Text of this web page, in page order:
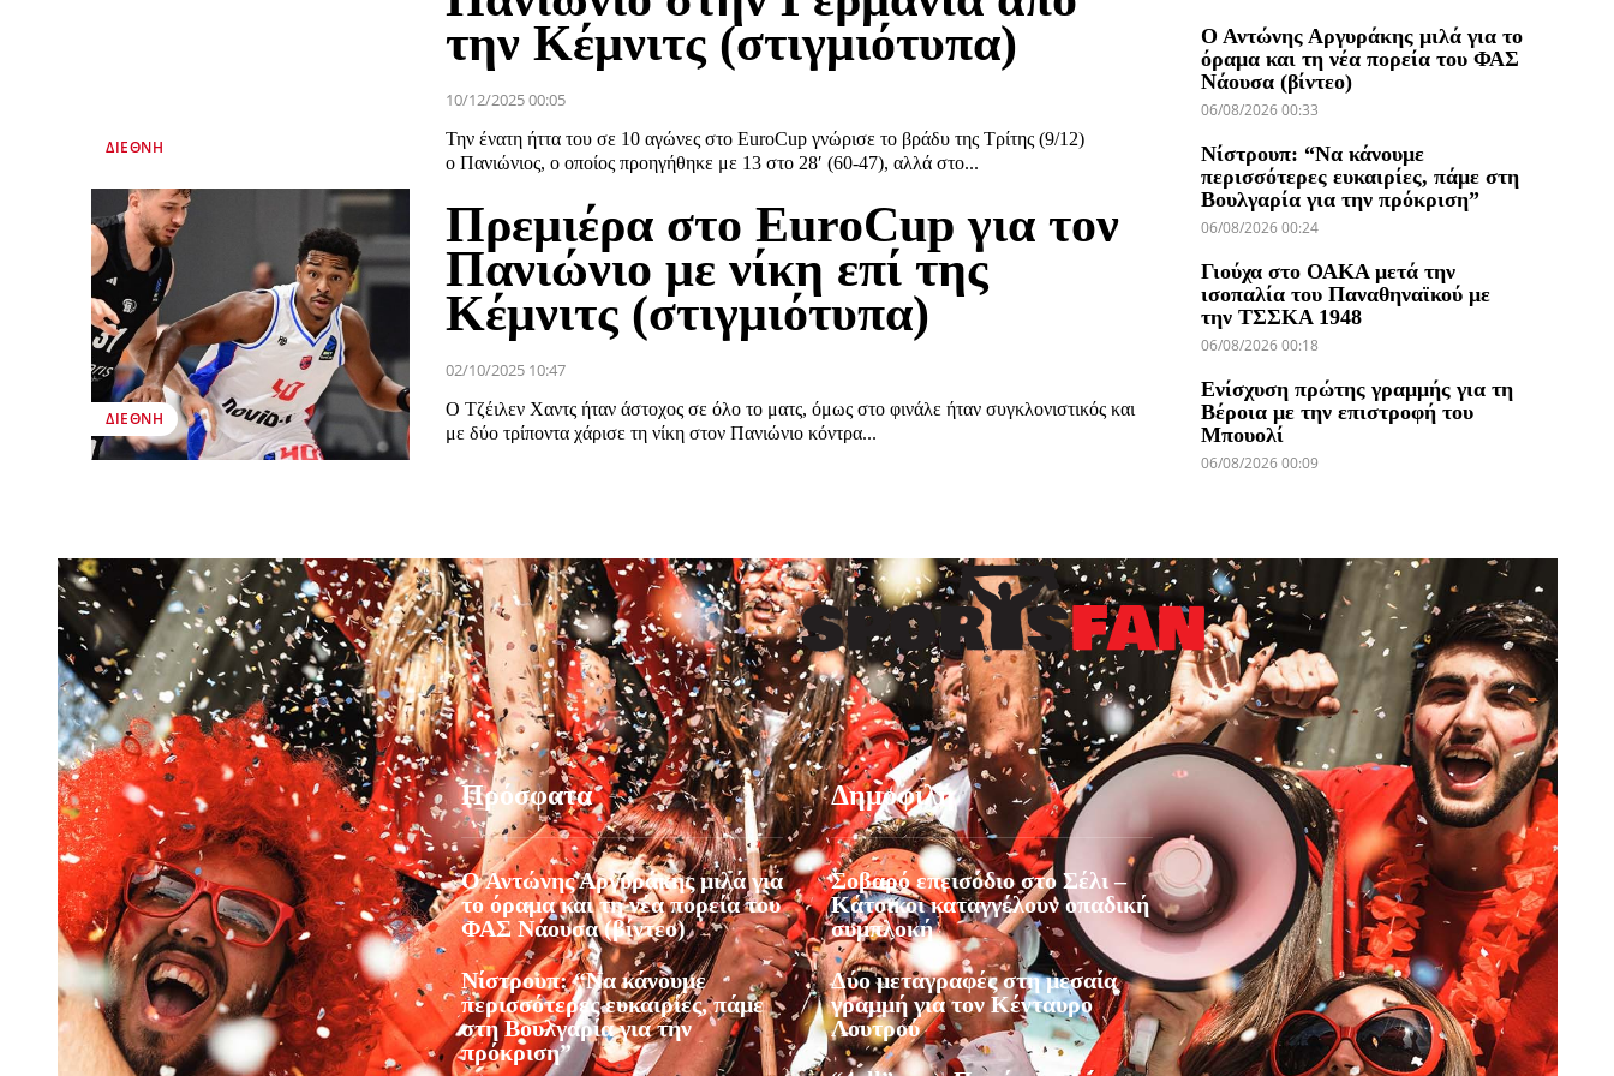
ΔΙΕΘΝΉ
την Κέμνιτς (στιγμιότυπα)
10/12/2025 00:05
Την ένατη ήττα του σε 10 αγώνες στο EuroCup γνώρισε το βράδυ της Τρίτης (9/12)
ο Πανιώνιος, ο οποίος προηγήθηκε με 13 στο 28′ (60-47), αλλά στο...
ΔΙΕΘΝΉ
Πρεμιέρα στο EuroCup για τον
Πανιώνιο με νίκη επί της
Κέμνιτς (στιγμιότυπα)
02/10/2025 10:47
Ο Τζέιλεν Χαντς ήταν άστοχος σε όλο το ματς, όμως στο φινάλε ήταν συγκλονιστικός και
με δύο τρίποντα χάρισε τη νίκη στον Πανιώνιο κόντρα...
Ο Αντώνης Αργυράκης μιλά για το
όραμα και τη νέα πορεία του ΦΑΣ
Νάουσα (βίντεο)
06/08/2026 00:33
Νίστρουπ: “Να κάνουμε
περισσότερες ευκαιρίες, πάμε στη
Βουλγαρία για την πρόκριση”
06/08/2026 00:24
Γιούχα στο ΟΑΚΑ μετά την
ισοπαλία του Παναθηναϊκού με
την ΤΣΣΚΑ 1948
06/08/2026 00:18
Ενίσχυση πρώτης γραμμής για τη
Βέροια με την επιστροφή του
Μπουολί
06/08/2026 00:09
Πρόσφατα
Ο Αντώνης Αργυράκης μιλά για
το όραμα και τη νέα πορεία του
ΦΑΣ Νάουσα (βίντεο)
Νίστρουπ: “Να κάνουμε
περισσότερες ευκαιρίες, πάμε
στη Βουλγαρία για την
πρόκριση”
Δημοφιλή
Σοβαρό επεισόδιο στο Σέλι –
Κάτοικοι καταγγέλουν οπαδική
συμπλοκή
Δύο μεταγραφές στη μεσαία
γραμμή για τον Κένταυρο
Λουτρού